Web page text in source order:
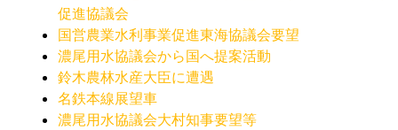
促進協議会
国営農業水利事業促進東海協議会要望
濃尾用水協議会から国へ提案活動
鈴木農林水産大臣に遭遇
名鉄本線展望車
濃尾用水協議会大村知事要望等